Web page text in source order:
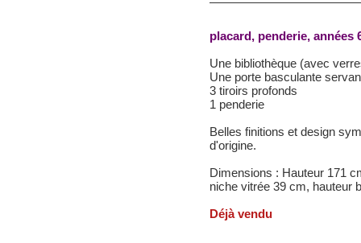
placard, penderie, années
Une bibliothèque (avec
Une porte basculante
3 tiroirs profonds
1 penderie
Belles finitions et design
d'origine.
Dimensions : Hauteur 171
niche vitrée 39 cm, hauteur
Déjà vendu